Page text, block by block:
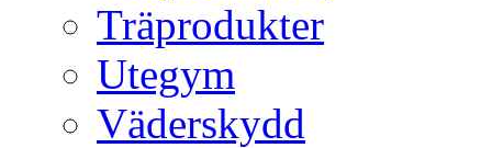
Träprodukter
Utegym
Väderskydd